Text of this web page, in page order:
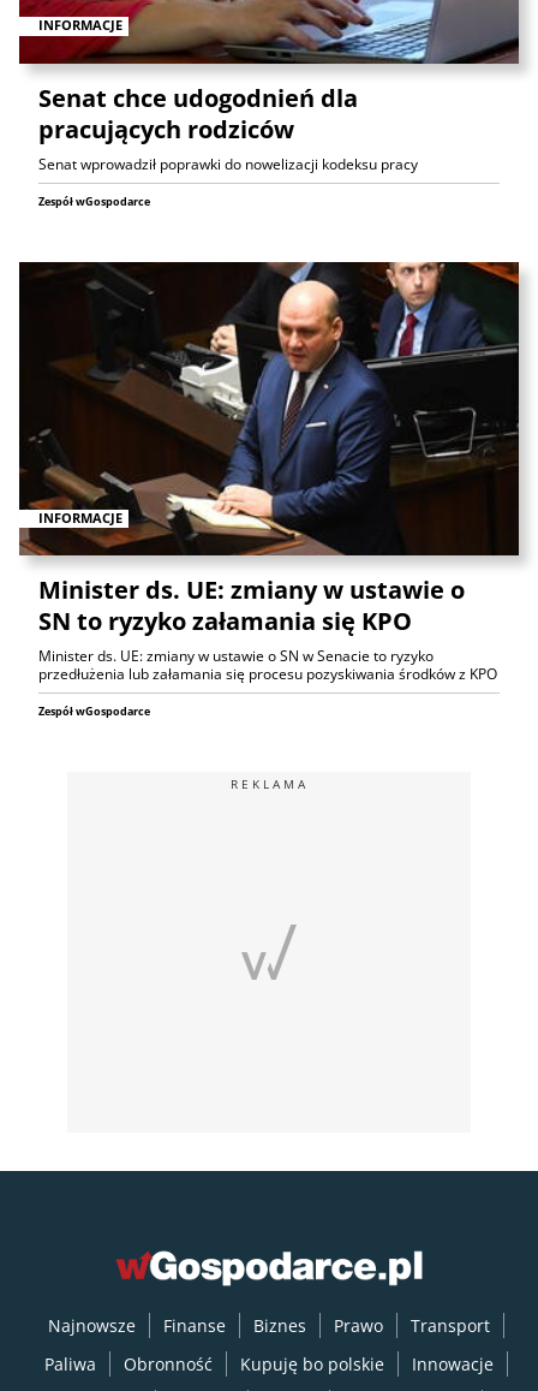
INFORMACJE
Senat chce udogodnień dla
pracujących rodziców
Senat wprowadził poprawki do nowelizacji kodeksu pracy
Zespół wGospodarce
INFORMACJE
Minister ds. UE: zmiany w ustawie o
SN to ryzyko załamania się KPO
Minister ds. UE: zmiany w ustawie o SN w Senacie to ryzyko
przedłużenia lub załamania się procesu pozyskiwania środków z KPO
Zespół wGospodarce
REKLAMA
Najnowsze Finanse Biznes Prawo
Transport
Paliwa
Obronność Kupuję bo polskie Innowacje